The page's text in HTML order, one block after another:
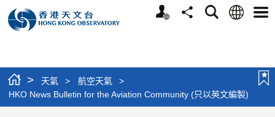
個
分
搜
語
選
> 天氣 > 航空天氣
>
HKO News Bulletin for the Aviation Community (只以英文編製)